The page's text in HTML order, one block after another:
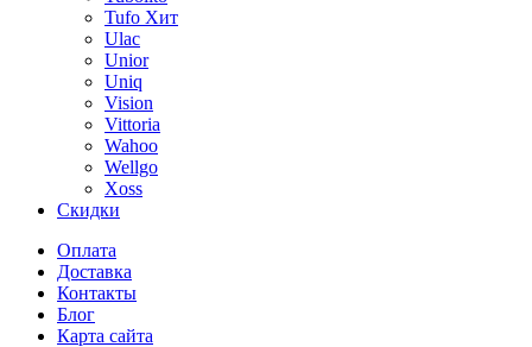
Tufo Хит
Ulac
Unior
Uniq
Vision
Vittoria
Wahoo
Wellgo
Xoss
Скидки
Оплата
Доставка
Контакты
Блог
Карта сайта